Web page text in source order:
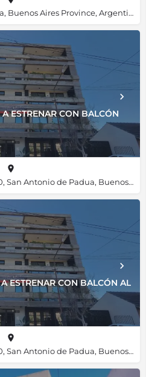
Av. de Mayo 839, Ramos Mejía, Buenos Aires Province, Argentina, -34.64843, -58.56428
ESTRENAR CON BALCÓN
Olegario Victor Andrade 1640, San Antonio de Padua, Buenos Aires Province, Argentina, -34.67254, -58.69545
ESTRENAR CON BALCÓN AL
Olegario Victor Andrade 1640, San Antonio de Padua, Buenos Aires Province, Argentina, -34.67254, -58.69545